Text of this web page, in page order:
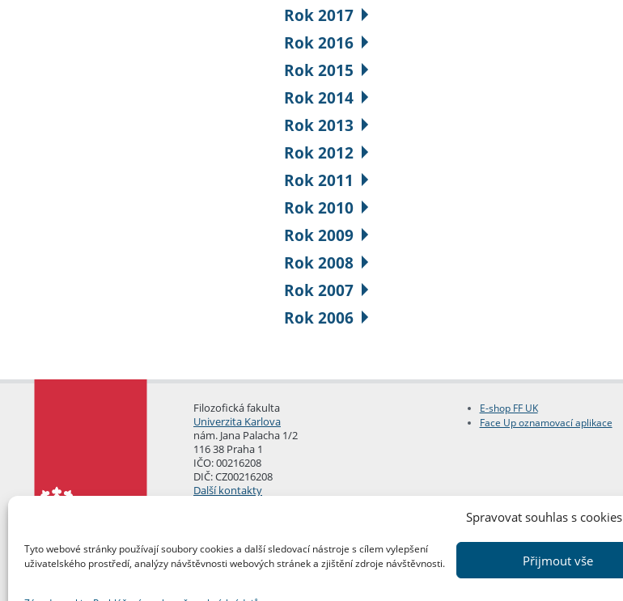
Spravovat souhlas s cookies
Tyto webové stránky používají soubory cookies a další sledovací nástroje s cílem vylepšení
uživatelského prostředí, analýzy návštěvnosti webových stránek a zjištění zdroje návštěvnosti.
Přijmout vše
Rok 2017
Rok 2016
Rok 2015
Rok 2014
Rok 2013
Rok 2012
Rok 2011
Rok 2010
Rok 2009
Rok 2008
Rok 2007
Rok 2006
Filozofická fakulta
Univerzita Karlova
nám. Jana Palacha 1/2
116 38 Praha 1
IČO: 00216208
DIČ: CZ00216208
Další kontakty
E-shop FF UK
Face Up oznamovací aplikace